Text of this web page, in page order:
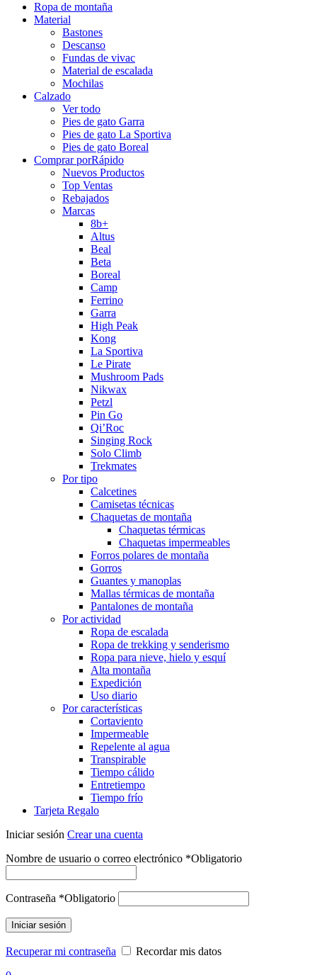
Ropa de montaña
Material
Bastones
Descanso
Fundas de vivac
Material de escalada
Mochilas
Calzado
Ver todo
Pies de gato Garra
Pies de gato La Sportiva
Pies de gato Boreal
Comprar porRápido
Nuevos Productos
Top Ventas
Rebajados
Marcas
8b+
Altus
Beal
Beta
Boreal
Camp
Ferrino
Garra
High Peak
Kong
La Sportiva
Le Pirate
Mushroom Pads
Nikwax
Petzl
Pin Go
Qi’Roc
Singing Rock
Solo Climb
Trekmates
Por tipo
Calcetines
Camisetas técnicas
Chaquetas de montaña
Chaquetas térmicas
Chaquetas impermeables
Forros polares de montaña
Gorros
Guantes y manoplas
Mallas térmicas de montaña
Pantalones de montaña
Por actividad
Ropa de escalada
Ropa de trekking y senderismo
Ropa para nieve, hielo y esquí
Alta montaña
Expedición
Uso diario
Por características
Cortaviento
Impermeable
Repelente al agua
Transpirable
Tiempo cálido
Entretiempo
Tiempo frío
Tarjeta Regalo
Iniciar sesión Crear una cuenta
Nombre de usuario o correo electrónico *Obligatorio
Contraseña *Obligatorio
Iniciar sesión
Recuperar mi contraseña
Recordar mis datos